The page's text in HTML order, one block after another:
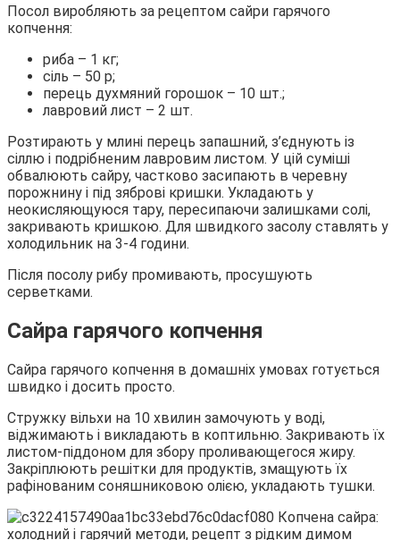
Посол виробляють за рецептом сайри гарячого
копчення:
риба – 1 кг;
сіль – 50 р;
перець духмяний горошок – 10 шт.;
лавровий лист – 2 шт.
Розтирають у млині перець запашний, з’єднують із
сіллю і подрібненим лавровим листом. У цій суміші
обвалюють сайру, частково засипають в черевну
порожнину і під зяброві кришки. Укладають у
неокисляющуюся тару, пересипаючи залишками солі,
закривають кришкою. Для швидкого засолу ставлять у
холодильник на 3-4 години.
Після посолу рибу промивають, просушують
серветками.
Сайра гарячого копчення
Сайра гарячого копчення в домашніх умовах готується
швидко і досить просто.
Стружку вільхи на 10 хвилин замочують у воді,
віджимають і викладають в коптильню. Закривають їх
листом-піддоном для збору проливающегося жиру.
Закріплюють решітки для продуктів, змащують їх
рафінованим соняшниковою олією, укладають тушки.